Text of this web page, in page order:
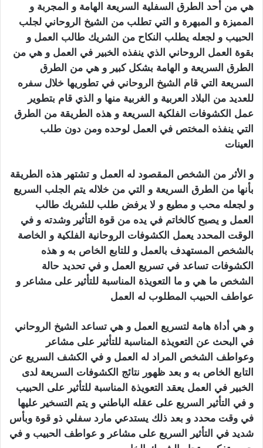
هي من أحد الطرق السفلية السريعة الهامة و المجربة و
المميزة و المبهرة و التي تطلب من الشيخ الروحاني لجلب
الحبيب و لجعله يطلب النكاح من الشريك طالب العمل و
بقوة العمل الروحاني الذي ينفذه الخبير في العمل و هي من
الطرق السريعة و الهامة بشكل كبير و هي من الطرق
السريعة التي قام الشيخ الروحاني في تطوريها خلال سفره
للعديد من البلاد العربية و الغربية منها و الذي قام بتطوير
عمل الكشوفات الفلكية السريعة و هذه الطريقة من الطرق
التي ينفذه المختص في العمل لوحده ومن دون طلب
العينات
و الأثر من الشخص المقصود له العمل و تشتهر هذه الطريقة
بأنها من الطرق السريعة و التي من خلاله يتم الجلب السريع
و لجعله محب و مطيع و لا يرفض طلب للشريك طالب
العمل و يصبح كالخاتم في يده من قوة التأثير وشدته و في
الوقت المحدد يعمل الكشوفات الروحانية الفلكية و الخاصة
بالشخص المستهدف بالعمل و للتابع الخاص به و هذه
الكشوفات تساعد في تسريع العمل و في تحديد حالة
الشخص ما هي و ما التعويذة المناسبة للتأثير على مشاعر و
عواطف الحبيب المطلوب له العمل
و هي أداة هامة لتسريع العمل و هي تساعد الشيخ الروحاني
في البحث عن التعويذة المناسبة للتأثير على مشاعر
وعواطف الشخص المراد له العمل و في الكشف السريع عن
التابع الخاص به و بعد ظهور نتائج الكشوفات السريعة لدى
الخبير في العمل يعقد التعويذة المناسبة للتأثير على الحبيب
و في التأثير السريع على عقله الباطني و يتم التسخير عليها
في وقت محدد و بعد ذلك يستدعي مارد سفلي ذو قوة وبأس
شديد في التأثير السريع على مشاعر و عواطف الحبيب و في